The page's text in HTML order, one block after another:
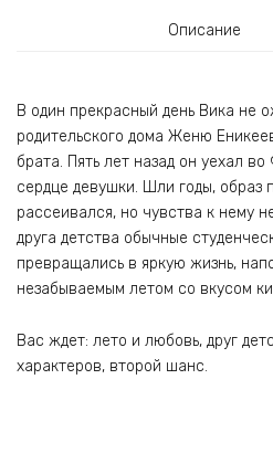
Описание
В один прекрасный день Вика не
родительского дома Женю
брата. Пять лет назад он уехал
сердце девушки. Шли годы, образ
рассеивался, но чувства к нему
друга детства обычные
превращались в яркую жизнь,
незабываемым летом со вкусом
Вас ждет: лето и любовь, друг
характеров, второй шанс.